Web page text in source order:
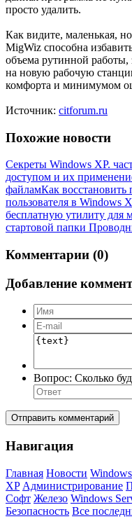
просто удалить.
Как видите, маленькая,
MigWiz способна
объема рутинной работы,
на новую рабочую
комфорта и минимумом
Источник: citforum.ru
Похожие новости
Секреты Windows XP.
доступом и их
файламКак
пользователя в Windows
бесплатную утилиту для
стартовой папки
Комментарии (0)
Добавление
Вопрос: Сколько
Отправить комментарий
Навигация
Главная Новости
XP Администрирование
Софт Железо Windows
Безопасность Все